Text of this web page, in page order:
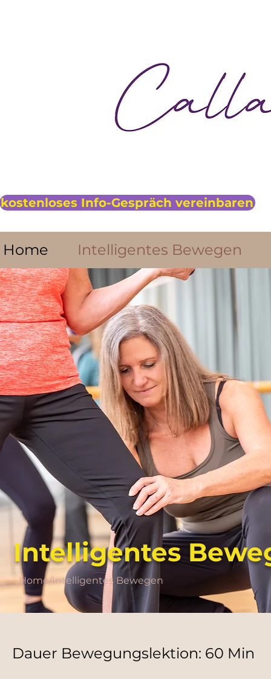
kostenloses Info-Gespräch vereinbaren
Home Intelligentes Bewegen
Intelligentes
Home/Intelligentes Bewegen
Dauer Bewegungslektion: 60 Min